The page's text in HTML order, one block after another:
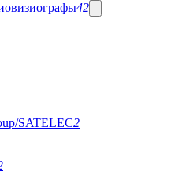
42
SATELEC2